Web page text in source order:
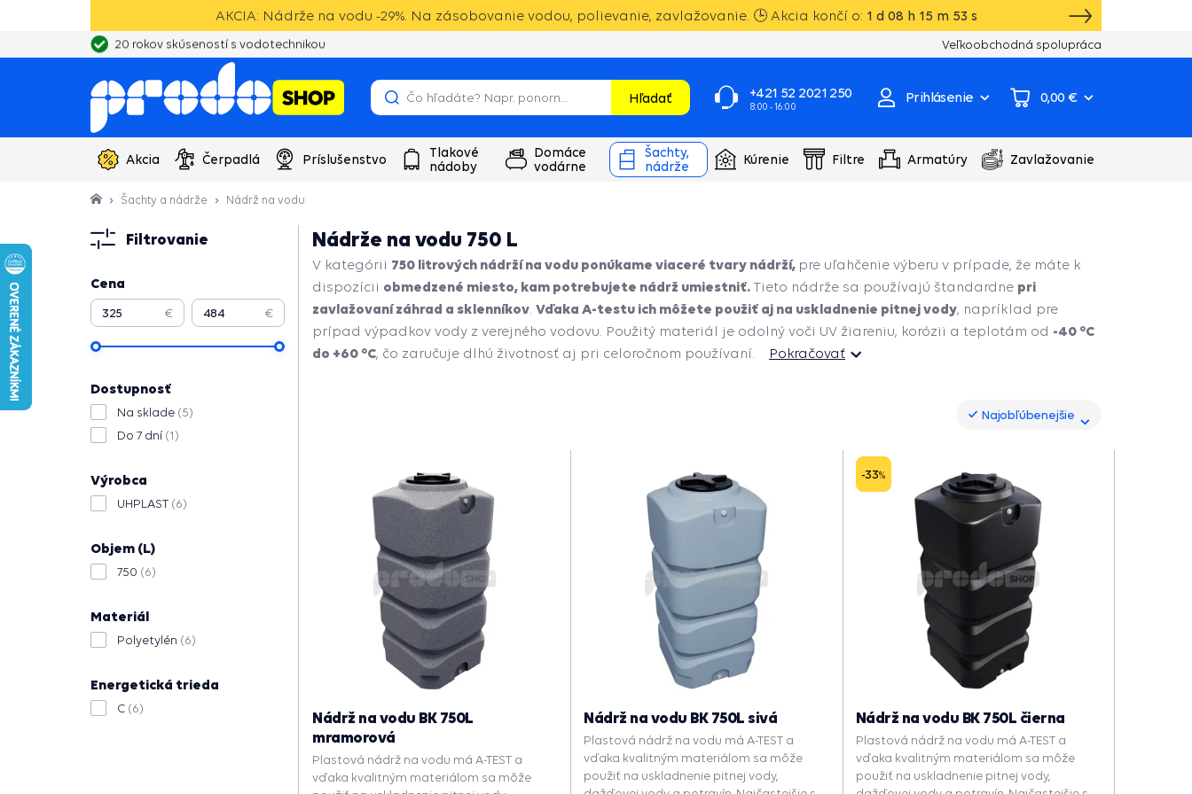
AKCIA: Nádrže na vodu -29%. Na zásobovanie vodou, polievanie, zavlažovanie. 🕒 Akcia končí o: 1 d 08 h 15 m 52 s
Vlastný sklad, výroba, servisné centrum čerpadiel VIP karta, extra záruka, darčeky k
Veľkoobchodná spolupráca
Hľadať +421 52 2021 250
8:00 - 16:00
Prihlásenie 0,00 €
Akcia Čerpadlá Príslušenstvo
Tlakové
nádoby
Domáce
vodárne
Šachty,
nádrže
Kúrenie Filtre Armatúry Zavlažovanie
Šachty a nádrže Nádrž na vodu
Filtrovanie
Cena
€ €
Dostupnosť
Na sklade (5)
Do 7 dní (1)
Výrobca
UHPLAST (6)
Objem (L)
750 (6)
Materiál
Polyetylén (6)
Energetická trieda
C (6)
Nádrže na vodu 750 L
V kategórii 750 litrových nádrží na vodu ponúkame viaceré tvary nádrží, pre uľahčenie výberu v prípade, že máte k
dispozícii obmedzené miesto, kam potrebujete nádrž umiestniť.Tieto nádrže sa používajú štandardne pri
zavlažovaní záhrad a sklenníkov Vďaka A-testu ich môžete použiť aj na uskladnenie pitnej vody, napríklad pre
prípad výpadkov vody z verejného vodovu. Použitý materiál je odolný voči UV žiareniu, korózii a teplotám od -40 °C
do +60 °C, čo zaručuje dlhú životnosť aj pri celoročnom používaní. Pokračovať
Najobľúbenejšie
Nádrž na vodu BK 750L
mramorová
Plastová nádrž na vodu má A-TEST a
vďaka kvalitným materiálom sa môže
Nádrž na vodu BK 750L sivá
Plastová nádrž na vodu má A-TEST a
vďaka kvalitným materiálom sa môže
použiť na uskladnenie pitnej vody,
-33%
Nádrž na vodu BK 750L čierna
Plastová nádrž na vodu má A-TEST a
vďaka kvalitným materiálom sa môže
použiť na uskladnenie pitnej vody,